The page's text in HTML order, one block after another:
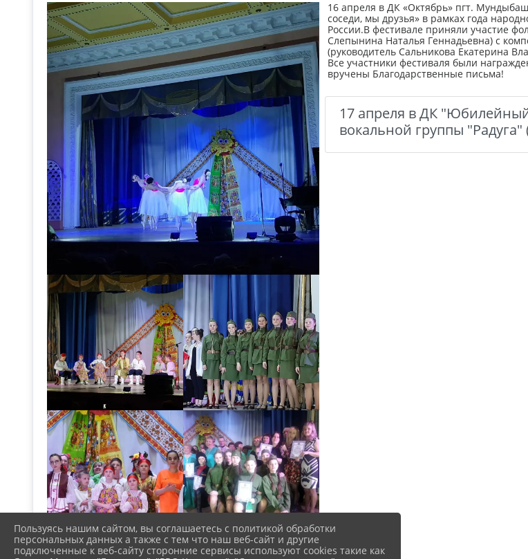
16 апреля в ДК «Октябрь» пгт.
соседи, мы друзья» в рамках года
России.В фестивале приняли участие
Слепынина Наталья Геннадьевна) с
(руководитель Сальникова Екатерина
Все участники фестиваля были
вручены Благодарственные письма!
17 апреля в ДК
вокальной группы
Пользуясь нашим сайтом, вы соглашаетесь с политикой обработки
персональных данных а также с тем что наш веб-сайт и другие
подключенные к веб-сайту сторонние сервисы используют cookies такие как